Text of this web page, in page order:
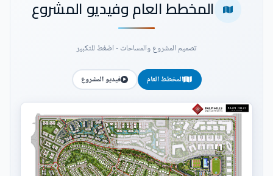
المخطط العام وفيديو المشروع
تصميم المشروع والمساحات - اضغط للتكبير
المخطط العام فيديو المشروع